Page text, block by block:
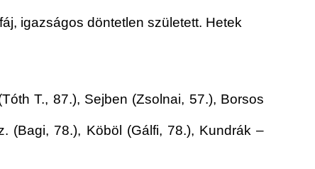
igazságos döntetlen született. Hetek
T., 87.), Sejben (Zsolnai, 57.), Borsos
(Bagi, 78.), Köböl (Gálfi, 78.), Kundrák –